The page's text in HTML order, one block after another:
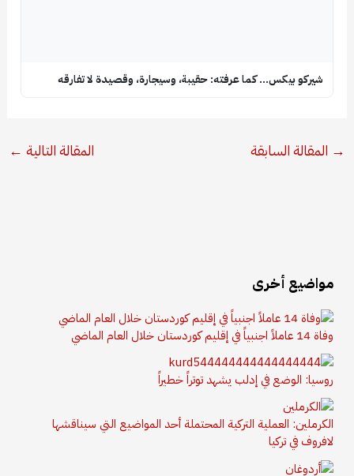
شيركو بيكس… كما عرفته: حقيبة، وسيجارة، وقصيدة لا تفارقه
→ المقالة السابقة المقالة التالية ←
مواضيع أخرى
وفاة 14 عاملاً اجنبياً في إقليم كوردستان خلال العام الماضي
روسيا: الوضع في إدلب يشهد توتراً خطيراً
الكرملين: العملية التركية المحتملة أحد المواضيع التي سيناقشها
لافروف في تركيا